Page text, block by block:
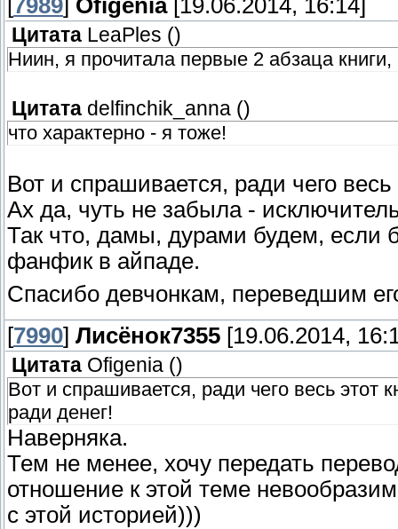
7989 Ofigenia[19.06.2014, 16:14]
Цитата LeaPles ()
Ниин, я прочитала первые 2 абзаца
Цитата delfinchik_anna ()
что характерно - я тоже!
Вот и спрашивается, ради чего
Ах да, чуть не забыла -
Так что, дамы, дурами будем, если
фанфик в айпаде.
Спасибо девчонкам, переведшим
[7990] Лисёнок7355 [19.06.2014,
Цитата Ofigenia ()
Вот и спрашивается, ради чего весь этот
ради денег!
Наверняка.
Тем не менее, хочу передать
отношение к этой теме
с этой историей)))